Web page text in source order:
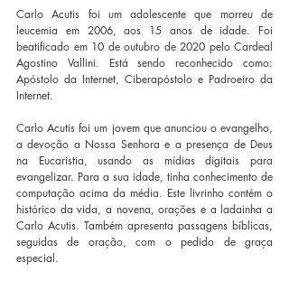
Carlo Acutis foi um adolescente que morreu de
leucemia em 2006, aos 15 anos de idade. Foi
beatificado em 10 de outubro de 2020 pelo Cardeal
Agostino Vallini. Está sendo reconhecido como:
Apóstolo da Internet, Ciberapóstolo e Padroeiro da
Internet.
Carlo Acutis foi um jovem que anunciou o evangelho,
a devoção a Nossa Senhora e a presença de Deus
na Eucaristia, usando as mídias digitais para
evangelizar. Para a sua idade, tinha conhecimento de
computação acima da média. Este livrinho contém o
histórico da vida, a novena, orações e a ladainha a
Carlo Acutis. Também apresenta passagens bíblicas,
seguidas de oração, com o pedido de graça
especial.